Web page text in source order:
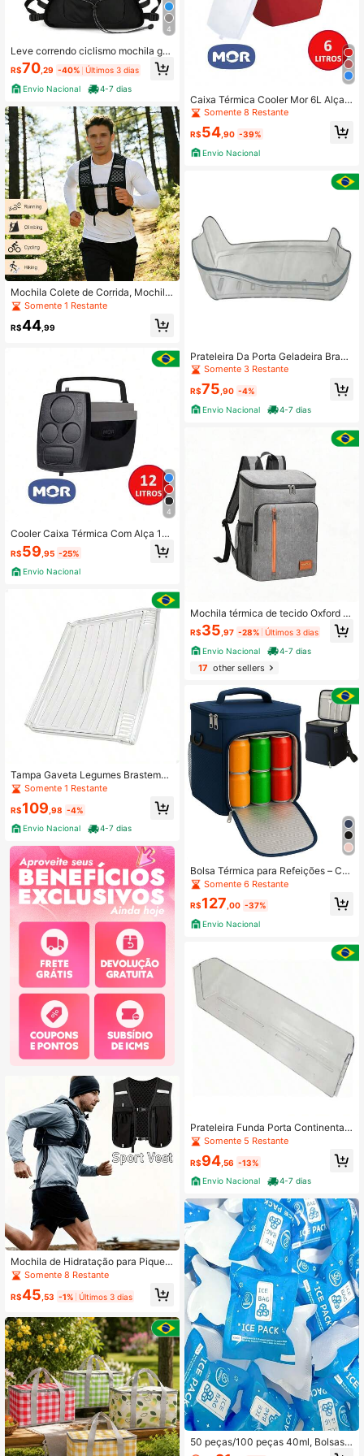
4
Leve correndo ciclismo mochila gra
nde capacidade repelente de água
esportes ao ar livre montanhismo sa
co maratona corren
R$70,29 -40% Últimos 3 dias
Envio Nacional
4-7 dias
Mochila Colete de Corrida, Mochila
Colete de Hidratação | Colete de C
orrida Leve e Respirável | Alças de
Ombro Ajustáveis | Bolsos de Grand
Somente 1 Restante
R$44 ,99
4
Cooler Caixa Térmica Com Alça 12
Litros Portátil Bebidas Geladas Lan
ches Sanduiches Praia Verão
R$59 ,95 -25%
Envio Nacional
Tampa Gaveta Legumes Brastemp/
Consul Crm39/Brb39 - Original
Somente 1 Restante
R$109 ,98 -4%
Envio Nacional
4-7 dias
Mochila de Hidratação para Piqueni
que e Corrida para Homens & Mulh
eres, Mochila de Corrida Leve, Moc
hila de Hidratação para TrailRunnin
(Apenas Mochila)
Somente 8 Restante
R$45 ,53 -1% Últimos 3 dias
Caixa Térmica Cooler Mor 6L Alça
Articulada Comporta 8 Latas 350ml
Ideal Para Praia Camping Viagem
Somente 8 Restante
R$54 ,90 -39%
Envio Nacional
Prateleira Da Porta Geladeira Brast
emp/ Consul - W11491981
Somente 3 Restante
R$75 ,90 -4%
Envio Nacional
4-7 dias
Mochila térmica de tecido Oxford c
om forro de alumínio, disponível em
azul marinho, cinza e preto, 27x17x
37cm
R$35 ,97 -28% Últimos 3 dias
Envio Nacional
4-7 dias
17 other sellers
Bolsa Térmica para Refeições – Co
nserva Quente por Horas!
Somente 6 Restante
R$127,00 -37%
Envio Nacional
Prateleira Funda Porta Continental/
Electrolux TC56/ It70 Original
Somente 5 Restante
R$94 ,56 -13%
Envio Nacional
4-7 dias
50 peças/100 peças 40ml, Bolsas d
e Gelo Reutilizáveis Portáteis com